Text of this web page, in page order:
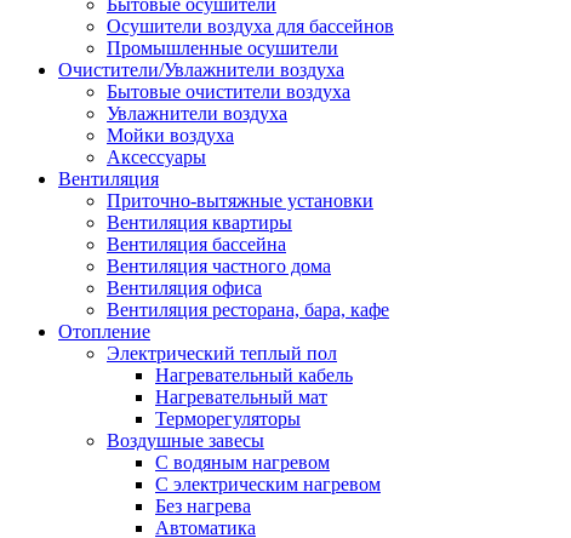
Осушители воздуха для бассейнов
Промышленные осушители
Очистители/Увлажнители воздуха
Бытовые очистители воздуха
Увлажнители воздуха
Мойки воздуха
Аксессуары
Вентиляция
Приточно-вытяжные установки
Вентиляция квартиры
Вентиляция бассейна
Вентиляция частного дома
Вентиляция офиса
Вентиляция ресторана, бара, кафе
Отопление
Электрический теплый пол
Нагревательный кабель
Нагревательный мат
Терморегуляторы
Воздушные завесы
С водяным нагревом
С электрическим нагревом
Без нагрева
Автоматика